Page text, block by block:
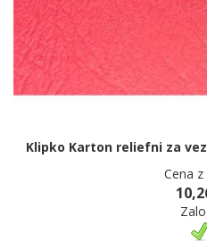
Klipko Karton reliefni za
Cena z